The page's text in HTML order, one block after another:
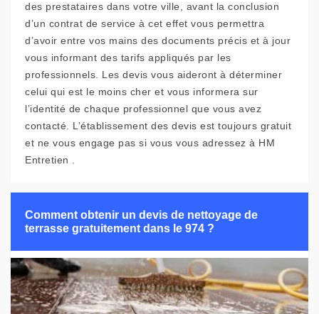
des prestataires dans votre ville, avant la conclusion
d’un contrat de service à cet effet vous permettra
d’avoir entre vos mains des documents précis et à jour
vous informant des tarifs appliqués par les
professionnels. Les devis vous aideront à déterminer
celui qui est le moins cher et vous informera sur
l’identité de chaque professionnel que vous avez
contacté. L’établissement des devis est toujours gratuit
et ne vous engage pas si vous vous adressez à HM
Entretien .
Comment obtenir un devis de nettoyage de
terrasse gratuitement dans le 974 ?